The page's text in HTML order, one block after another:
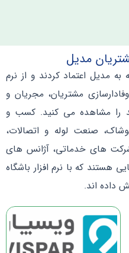
مدیل
مدیل اعتماد کردند و از نرم
مشتریان، مجریان و
را مشاهده می کنید. کسب و
صنعت لوله و اتصالات،
های خدماتی، آژانس های
هستند که با نرم افزار باشگاه
داده اند.